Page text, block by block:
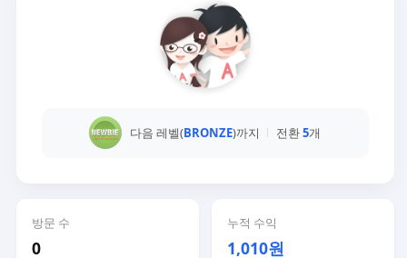
다음 레벨(BRONZE)까지 전환5개
방문 수
0
누적 수익
1,010원